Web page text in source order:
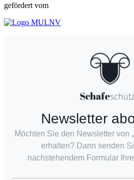
gefördert vom
Newsletter
Möchten Sie den Newsletter von
erhalten? Dann senden
nachstehendem Formular